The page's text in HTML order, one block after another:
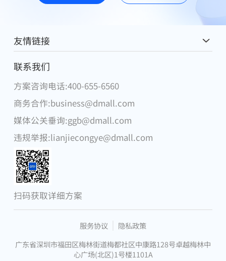
友情链接
麦德龙中国
腾讯
物美集团
DFI零售集团
步步高集团
微软
联系我们
方案咨询电话:400-655-6560
商务合作:business@dmall.com
媒体公关垂询:ggb@dmall.com
违规举报:lianjiecongye@dmall.com
扫码获取详细方案
服务协议
隐私政策
广东省深圳市福田区梅林街道梅都社区中康路128号卓越梅林中
心广场(北区)1号楼1101A